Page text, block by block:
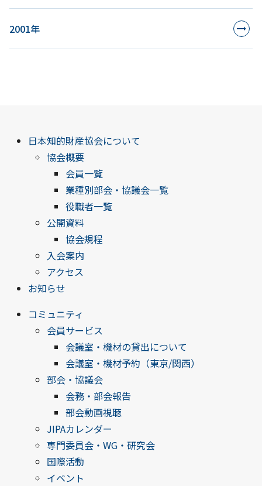
2001年
日本知的財産協会について
協会概要
会員一覧
業種別部会・協議会一覧
役職者一覧
公開資料
協会規程
入会案内
アクセス
お知らせ
コミュニティ
会員サービス
会議室・機材の貸出について
会議室・機材予約（東京/関西）
部会・協議会
会務・部会報告
部会動画視聴
JIPAカレンダー
専門委員会・WG・研究会
国際活動
イベント